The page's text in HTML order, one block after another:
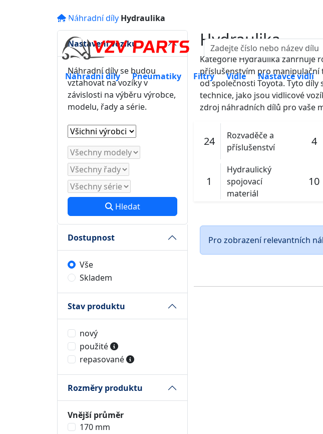
16:00
Náhradní díly
Pneumatiky Filtry Vidle Nástavce vidlí
Náhradní díly Hydraulika
Nastavení vozíku
Náhradní díly se budou
vztahovat na vozíky v
závislosti na výběru výrobce,
modelu, řady a série.
Hledat
Dostupnost
Vše
Skladem
Stav produktu
nový
použité
repasované
Rozměry produktu
Vnější průměr
170 mm
Hydraulika
Kategorie Hydraulika zahrnuje
příslušenstvím pro manipulační
od společnosti Toyota. Tyto
technice, jako jsou vidlicové
zdroj náhradních dílů pro vaše
24
Rozvaděče a
příslušenství
4
1
Hydraulický
spojovací
materiál
10
Pro zobrazení relevantních